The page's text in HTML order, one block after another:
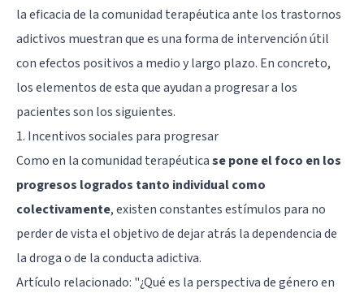
la eficacia de la comunidad terapéutica ante los trastornos
adictivos muestran que es una forma de intervención útil
con efectos positivos a medio y largo plazo. En concreto,
los elementos de esta que ayudan a progresar a los
pacientes son los siguientes.
1. Incentivos sociales para progresar
Como en la comunidad terapéuticase pone el foco en los
progresos logrados tanto individual como
colectivamente, existen constantes estímulos para no
perder de vista el objetivo de dejar atrás la dependencia de
la droga o de la conducta adictiva.
Artículo relacionado: "¿Qué es la perspectiva de género en